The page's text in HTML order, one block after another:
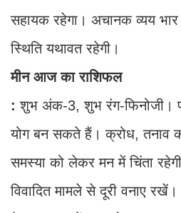
सहायक रहेगा। अचानक व्यय
स्थिति यथावत रहेगी।
मीन आज का राशिफल
:शुभ अंक-3, शुभ रंग-फिनोजी।
योग बन सकते हैं। क्रोध, तनाव
समस्या को लेकर मन में चिंता रहेगी
विवादित मामले से दूरी वनाए